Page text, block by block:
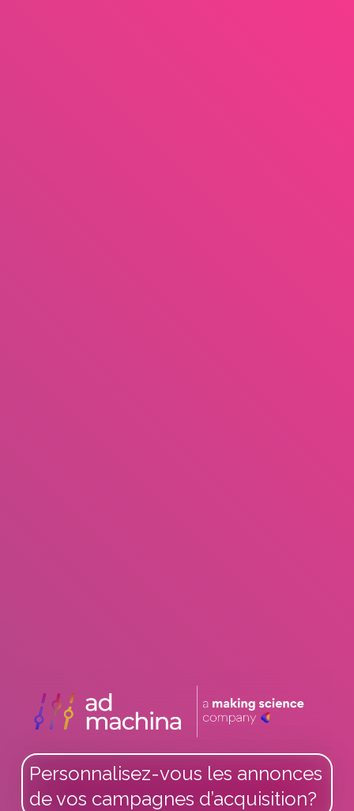
Personnalisez-vous les annonces
de vos campagnes d’acquisition?